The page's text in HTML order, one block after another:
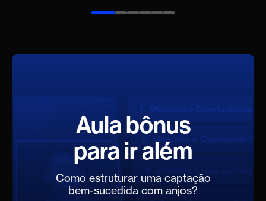
Aula bônus
para ir além
Como estruturar uma captação
bem-sucedida com anjos?